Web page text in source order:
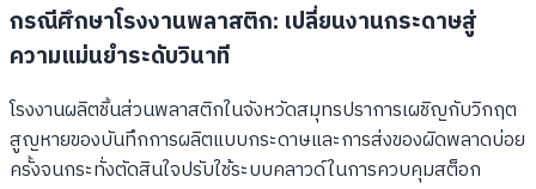
กรณีศึกษาโรงงานพลาสติก: เปลี่ยนงานกระดาษสู่
ความแม่นยำระดับวินาที
โรงงานผลิตชิ้นส่วนพลาสติกในจังหวัดสมุทรปราการเผชิญกับวิกฤต
สูญหายของบันทึกการผลิตแบบกระดาษและการส่งของผิดพลาดบ่อย
ครั้งจนกระทั่งตัดสินใจปรับใช้ระบบคลาวด์ในการควบคุมสต็อก